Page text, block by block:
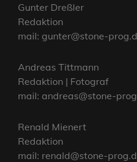
Gunter Dreßler
Redaktion
mail: gunter@stone-
Andreas Tittmann
Redaktion | Fotograf
mail: andreas@stone-
Renald Mienert
Redaktion
mail: renald@stone-